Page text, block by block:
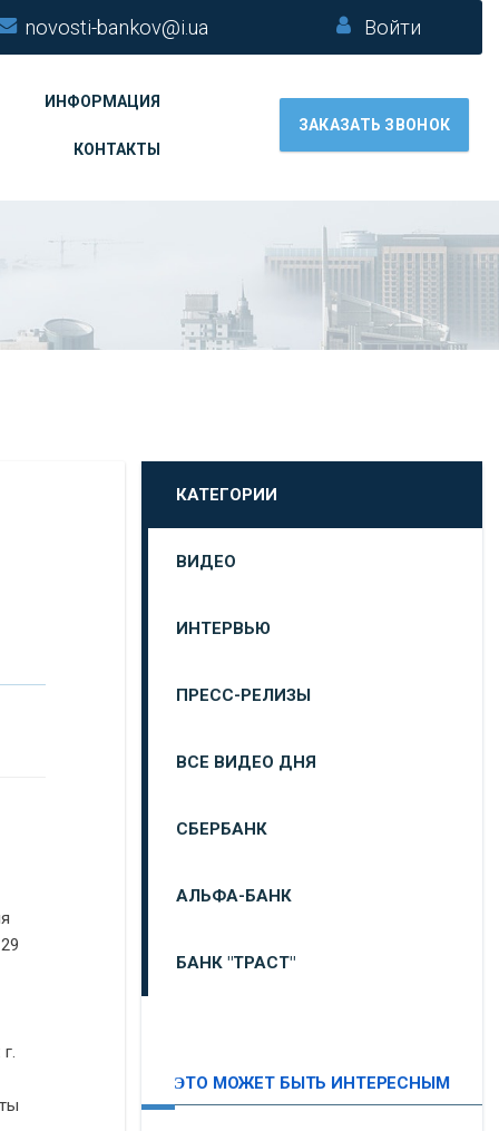
novosti-bankov@i.ua Войти
ИНФОРМАЦИЯ
КОНТАКТЫ
ЗАКАЗАТЬ ЗВОНОК
КАТЕГОРИИ
ВИДЕО
ИНТЕРВЬЮ
ПРЕСС-РЕЛИЗЫ
ВСЕ ВИДЕО ДНЯ
СБЕРБАНК
АЛЬФА-БАНК
БАНК "ТРАСТ"
ЭТО МОЖЕТ БЫТЬ ИНТЕРЕСНЫМ